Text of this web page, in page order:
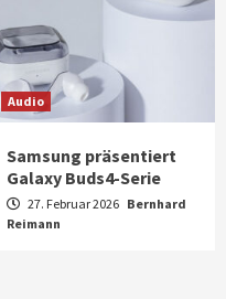
Audio
Samsung präsentiert
Galaxy Buds4-Serie
27. Februar 2026 Bernhard
Reimann